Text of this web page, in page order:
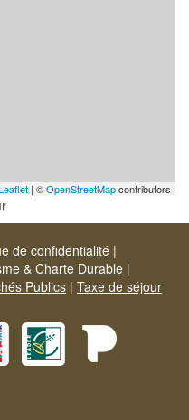
| ©OpenStreetMapcontributors
de confidentialité |
& Charte Durable |
Publics | Taxe de séjour